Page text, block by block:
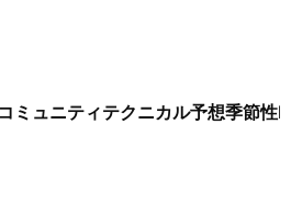
ミュニティテクニカル予想季節性